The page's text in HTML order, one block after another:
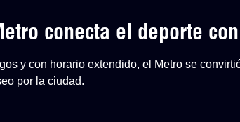
conecta el deporte
y con horario extendido, el Metro se
por la ciudad.